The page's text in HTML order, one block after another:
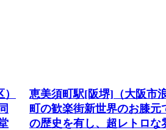
恵美須町駅[阪堺]（大阪市
町の歓楽街新世界のお膝元
の歴史を有し、超レトロな